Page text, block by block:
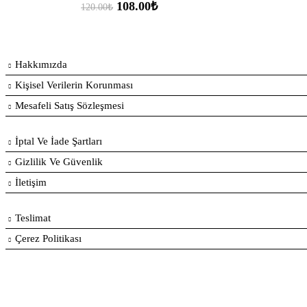
120.00₺ Orijinal
108.00₺Şu
Hakkımızda
Kişisel Verilerin Korunması
Mesafeli Satış Sözleşmesi
İptal Ve İade Şartları
Gizlilik Ve Güvenlik
İletişim
Teslimat
Çerez Politikası